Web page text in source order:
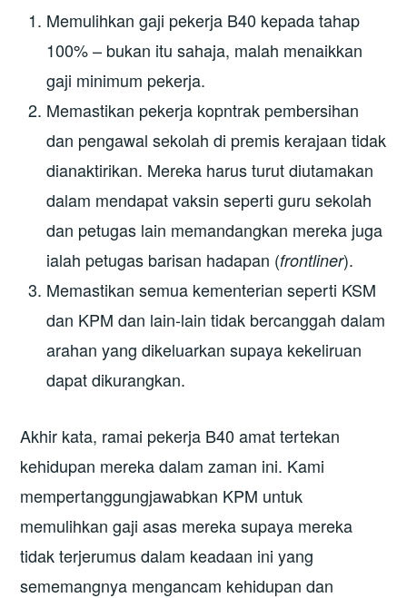
Memulihkan gaji pekerja B40 kepada tahap
100% – bukan itu sahaja, malah menaikkan
gaji minimum pekerja.
Memastikan pekerja kopntrak pembersihan
dan pengawal sekolah di premis kerajaan tidak
dianaktirikan. Mereka harus turut diutamakan
dalam mendapat vaksin seperti guru sekolah
dan petugas lain memandangkan mereka juga
ialah petugas barisan hadapan (frontliner).
Memastikan semua kementerian seperti KSM
dan KPM dan lain-lain tidak bercanggah dalam
arahan yang dikeluarkan supaya kekeliruan
dapat dikurangkan.
Akhir kata, ramai pekerja B40 amat tertekan
kehidupan mereka dalam zaman ini. Kami
mempertanggungjawabkan KPM untuk
memulihkan gaji asas mereka supaya mereka
tidak terjerumus dalam keadaan ini yang
sememangnya mengancam kehidupan dan